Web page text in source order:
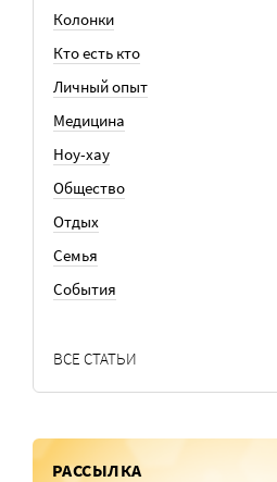
Колонки
Кто есть кто
Личный опыт
Медицина
Ноу-хау
Общество
Отдых
Семья
События
ВСЕ СТАТЬИ
РАССЫЛКА